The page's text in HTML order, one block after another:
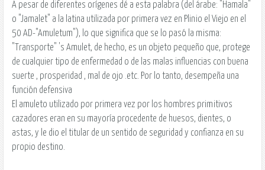
A pesar de diferentes orígenes dé a esta palabra (del árabe: "Hamala"
o "Jamalet" a la latina utilizada por primera vez en Plinio el Viejo en el
50 AD-"Amuletum"), lo que significa que se lo pasó la misma:
"Transporte" 's Amulet, de hecho, es un objeto pequeño que, protege
de cualquier tipo de enfermedad o de las malas influencias con buena
suerte , prosperidad , mal de ojo .etc. Por lo tanto, desempeña una
función defensiva
El amuleto utilizado por primera vez por los hombres primitivos
cazadores eran en su mayoría procedente de huesos, dientes, o
astas, y le dio el titular de un sentido de seguridad y confianza en su
propio destino.